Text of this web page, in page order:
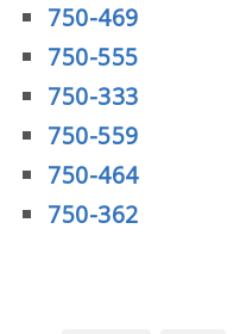
750-469
750-555
750-333
750-559
750-464
750-362